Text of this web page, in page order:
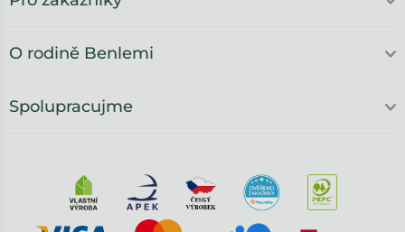
O rodině Benlemi
Spolupracujme